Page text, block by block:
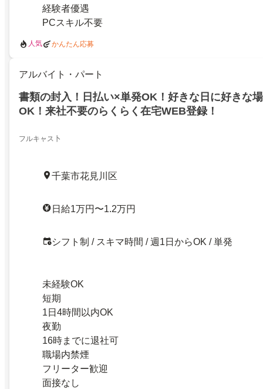
経験者優遇
PCスキル不要
人気 かんたん応募
アルバイト・パート
書類の封入！日払い×単発OK！好きな日に好きな
OK！来社不要のらくらく在宅WEB登録！
フルキャス卜
千葉市花見川区
日給1万円〜1.2万円
シフト制 / スキマ時間 / 週1日からOK / 単発
未経験OK
短期
1日4時間以内OK
夜勤
16時までに退社可
職場内禁煙
フリーター歓迎
面接なし